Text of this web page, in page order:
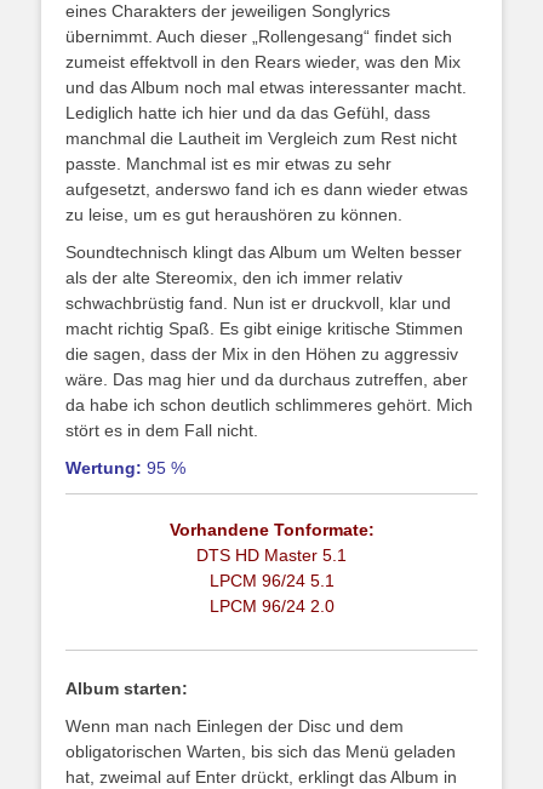
eines Charakters der jeweiligen Songlyrics
übernimmt. Auch dieser „Rollengesang“ findet sich
zumeist effektvoll in den Rears wieder, was den Mix
und das Album noch mal etwas interessanter macht.
Lediglich hatte ich hier und da das Gefühl, dass
manchmal die Lautheit im Vergleich zum Rest nicht
passte. Manchmal ist es mir etwas zu sehr
aufgesetzt, anderswo fand ich es dann wieder etwas
zu leise, um es gut heraushören zu können.
Soundtechnisch klingt das Album um Welten besser
als der alte Stereomix, den ich immer relativ
schwachbrüstig fand. Nun ist er druckvoll, klar und
macht richtig Spaß. Es gibt einige kritische Stimmen
die sagen, dass der Mix in den Höhen zu aggressiv
wäre. Das mag hier und da durchaus zutreffen, aber
da habe ich schon deutlich schlimmeres gehört. Mich
stört es in dem Fall nicht.
Wertung: 95 %
Vorhandene Tonformate:
DTS HD Master 5.1
LPCM 96/24 5.1
LPCM 96/24 2.0
Album starten:
Wenn man nach Einlegen der Disc und dem
obligatorischen Warten, bis sich das Menü geladen
hat, zweimal auf Enter drückt, erklingt das Album in